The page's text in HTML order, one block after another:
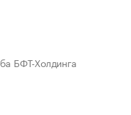
БФТ-Холдинга